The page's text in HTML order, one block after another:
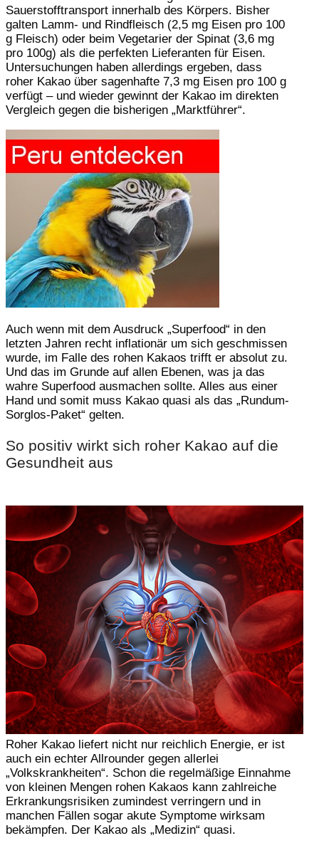
Sauerstofftransport innerhalb des Körpers. Bisher
galten Lamm- und Rindfleisch (2,5 mg Eisen pro 100
g Fleisch) oder beim Vegetarier der Spinat (3,6 mg
pro 100g) als die perfekten Lieferanten für Eisen.
Untersuchungen haben allerdings ergeben, dass
roher Kakao über sagenhafte 7,3 mg Eisen pro 100 g
verfügt – und wieder gewinnt der Kakao im direkten
Vergleich gegen die bisherigen „Marktführer“.
Auch wenn mit dem Ausdruck „Superfood“ in den
letzten Jahren recht inflationär um sich geschmissen
wurde, im Falle des rohen Kakaos trifft er absolut zu.
Und das im Grunde auf allen Ebenen, was ja das
wahre Superfood ausmachen sollte. Alles aus einer
Hand und somit muss Kakao quasi als das „Rundum-
Sorglos-Paket“ gelten.
So positiv wirkt sich roher Kakao auf die
Gesundheit aus
Roher Kakao liefert nicht nur reichlich Energie, er ist
auch ein echter Allrounder gegen allerlei
„Volkskrankheiten“. Schon die regelmäßige Einnahme
von kleinen Mengen rohen Kakaos kann zahlreiche
Erkrankungsrisiken zumindest verringern und in
manchen Fällen sogar akute Symptome wirksam
bekämpfen. Der Kakao als „Medizin“ quasi.